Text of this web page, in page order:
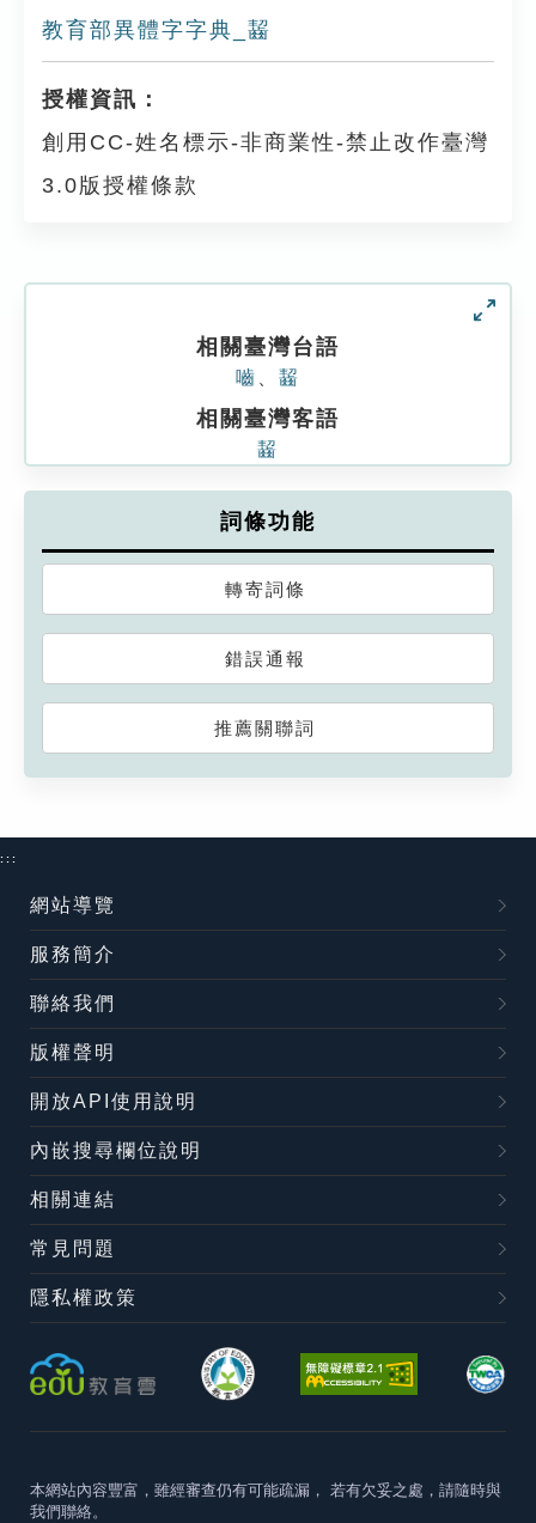
教育部異體字字典_齧
授權資訊：
創用CC-姓名標示-非商業性-禁止改作臺灣
3.0版授權條款
相關臺灣台語
嚙 齧
相關臺灣客語
齧
詞條功能
轉寄詞條
錯誤通報
推薦關聯詞
:::
網站導覽
服務簡介
聯絡我們
版權聲明
開放API使用說明
內嵌搜尋欄位說明
相關連結
常見問題
隱私權政策
本網站內容豐富，雖經審查仍有可能疏漏， 若有欠妥之處，請隨時與
我們聯絡。